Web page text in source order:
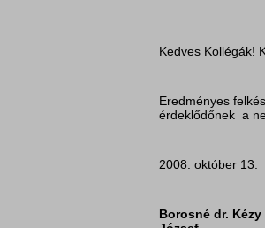
Kedves Kollégák!
Eredményes
érdeklődőnek a
2008. október 13.
Borosné dr.